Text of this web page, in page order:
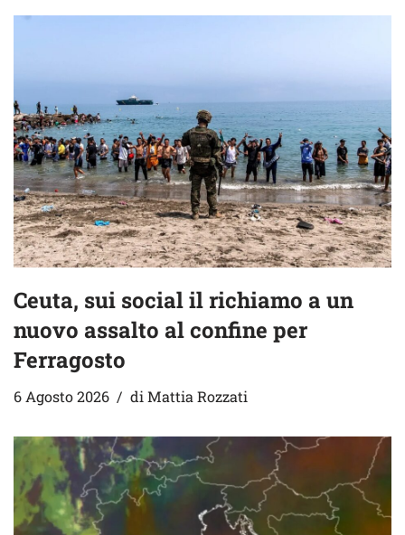
Ceuta, sui social il richiamo a un
nuovo assalto al confine per
Ferragosto
6 Agosto 2026 di Mattia Rozzati